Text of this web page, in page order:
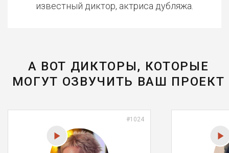
известный диктор, актриса дубляжа.
А ВОТ ДИКТОРЫ, КОТОРЫЕ
МОГУТ ОЗВУЧИТЬ ВАШ ПРОЕКТ
#1024